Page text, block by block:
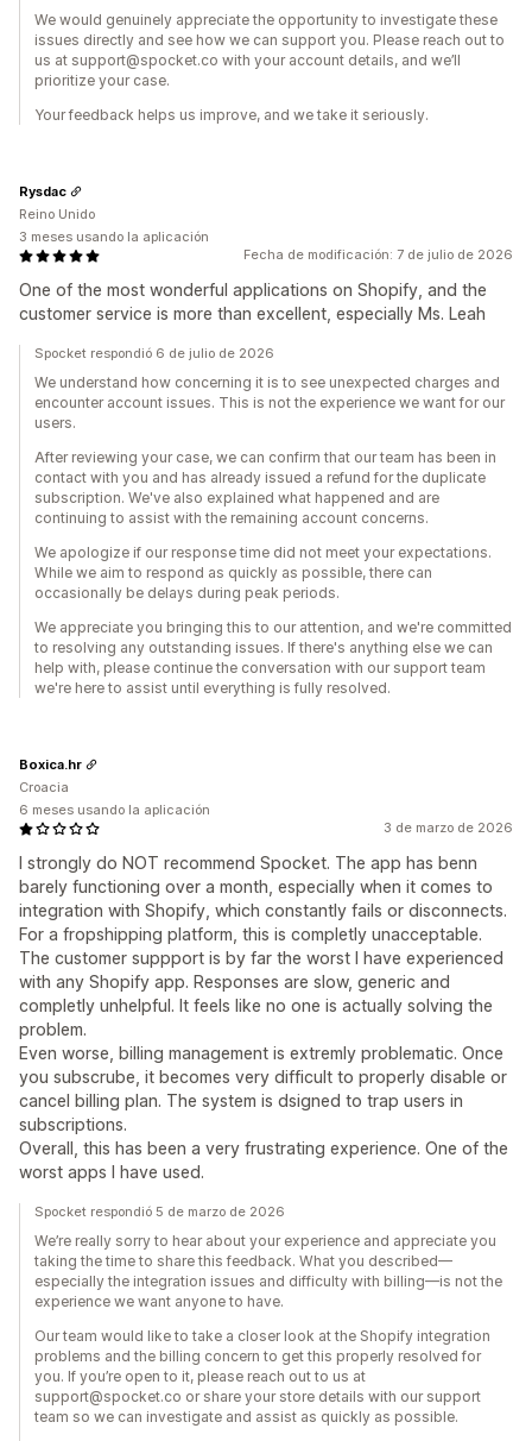
We would genuinely appreciate the opportunity to investigate these
issues directly and see how we can support you. Please reach out to
us at support@spocket.co with your account details, and we’ll
prioritize your case.
Your feedback helps us improve, and we take it seriously.
Fecha de modificación: 7 de julio de 2026
One of the most wonderful applications on Shopify, and the
customer service is more than excellent, especially Ms. Leah
Rysdac
Reino Unido
3 meses usando la aplicación
Spocket respondió 6 de julio de 2026
We understand how concerning it is to see unexpected charges and
encounter account issues. This is not the experience we want for our
users.
After reviewing your case, we can confirm that our team has been in
contact with you and has already issued a refund for the duplicate
subscription. We've also explained what happened and are
continuing to assist with the remaining account concerns.
We apologize if our response time did not meet your expectations.
While we aim to respond as quickly as possible, there can
occasionally be delays during peak periods.
We appreciate you bringing this to our attention, and we're committed
to resolving any outstanding issues. If there's anything else we can
help with, please continue the conversation with our support team
we're here to assist until everything is fully resolved.
3 de marzo de 2026
I strongly do NOT recommend Spocket. The app has benn
barely functioning over a month, especially when it comes to
integration with Shopify, which constantly fails or disconnects.
For a fropshipping platform, this is completly unacceptable.
The customer suppport is by far the worst I have experienced
with any Shopify app. Responses are slow, generic and
completly unhelpful. It feels like no one is actually solving the
problem.
Even worse, billing management is extremly problematic. Once
you subscrube, it becomes very difficult to properly disable or
cancel billing plan. The system is dsigned to trap users in
subscriptions.
Overall, this has been a very frustrating experience. One of the
worst apps I have used.
Boxica.hr
Croacia
6 meses usando la aplicación
Spocket respondió 5 de marzo de 2026
We’re really sorry to hear about your experience and appreciate you
taking the time to share this feedback. What you described—
especially the integration issues and difficulty with billing—is not the
experience we want anyone to have.
Our team would like to take a closer look at the Shopify integration
problems and the billing concern to get this properly resolved for
you. If you’re open to it, please reach out to us at
support@spocket.co or share your store details with our support
team so we can investigate and assist as quickly as possible.